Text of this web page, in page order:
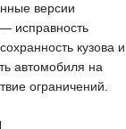
версии
— исправность
кузова и
автомобиля на
ограничений.